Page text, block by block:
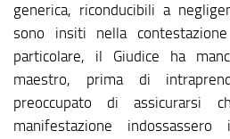
generica, riconducibili a
sono insiti nella
particolare, il Giudice ha
maestro, prima di
preoccupato di assicurarsi
manifestazione